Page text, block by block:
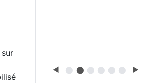
◀ ⬤ ⬤ ⬤ ⬤ ⬤ ⬤ ▶